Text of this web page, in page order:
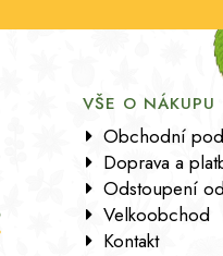
VŠE O NÁKUPU
Obchodní
Doprava a
Odstoupení
Velkoobchod
Kontakt